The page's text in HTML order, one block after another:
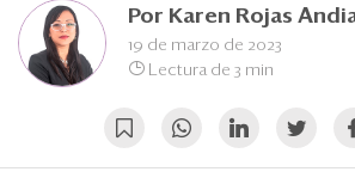
Edición Impresa
Por Karen Rojas
19 de marzo de 2023
Lectura de 3 min